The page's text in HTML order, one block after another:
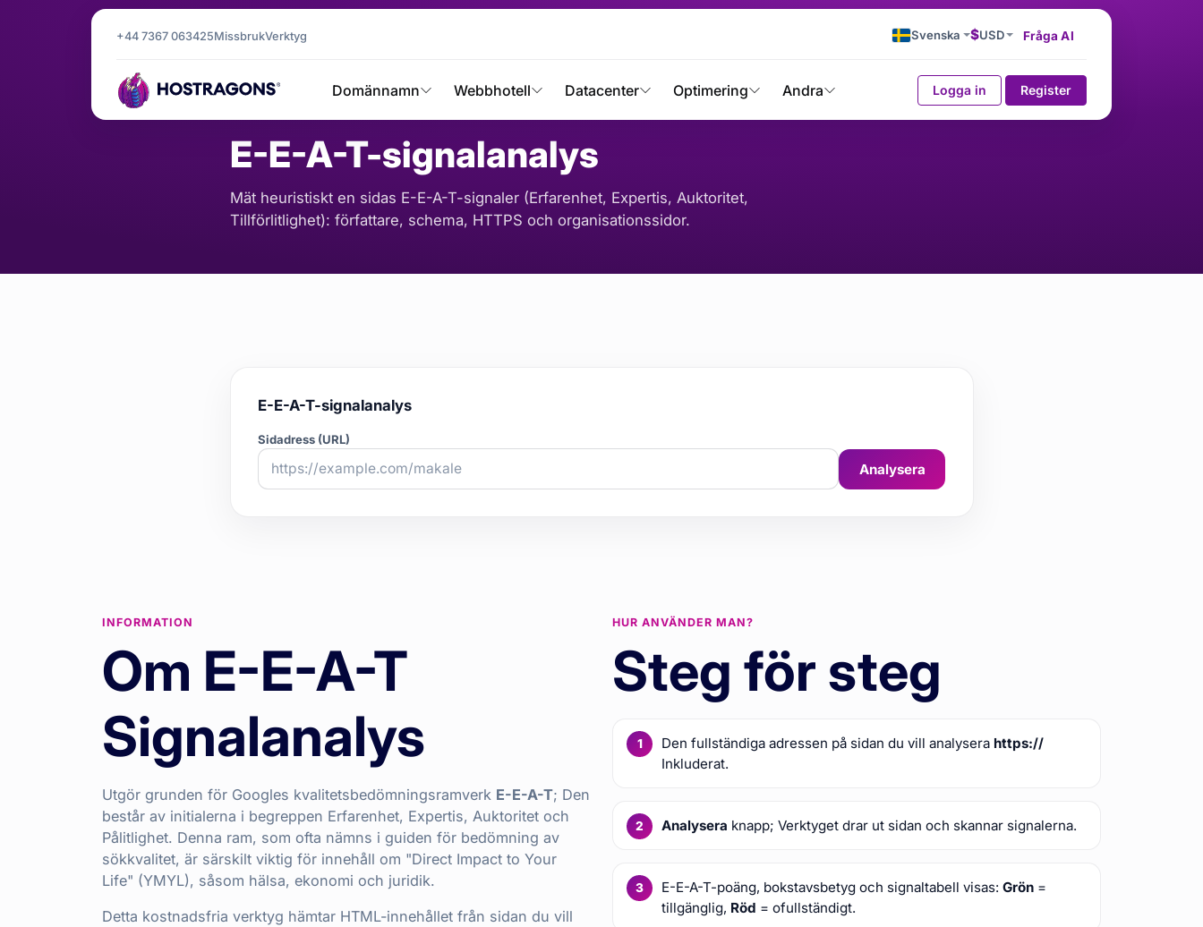
+44 7367 063425MissbrukVerktyg Svenska $USD Fråga AI
Domännamn Webbhotell Datacenter Optimering Andra Logga in Register
Startsida Verktyg
SEO OCH INNEHÅLL
E-E-A-T-signalanalys
Mät heuristiskt en sidas E-E-A-T-signaler (Erfarenhet, Expertis, Auktoritet,
Tillförlitlighet): författare, schema, HTTPS och organisationssidor.
E-E-A-T-signalanalys
Sidadress (URL)
Analysera
INFORMATION
Om E-E-A-T
Signalanalys
Utgör grunden för Googles kvalitetsbedömningsramverk E-E-A-T; Den
består av initialerna i begreppen Erfarenhet, Expertis, Auktoritet och
Pålitlighet. Denna ram, som ofta nämns i guiden för bedömning av
sökkvalitet, är särskilt viktig för innehåll om "Direct Impact to Your
Life" (YMYL), såsom hälsa, ekonomi och juridik.
Detta kostnadsfria verktyg hämtar HTML-innehållet från sidan du vill
HUR ANVÄNDER MAN?
Steg för steg
Den fullständiga adressen på sidan du vill analysera https://
Inkluderat.
Analysera knapp; Verktyget drar ut sidan och skannar signalerna.
E-E-A-T-poäng, bokstavsbetyg och signaltabell visas:Grön =
tillgänglig, Röd = ofullständigt.